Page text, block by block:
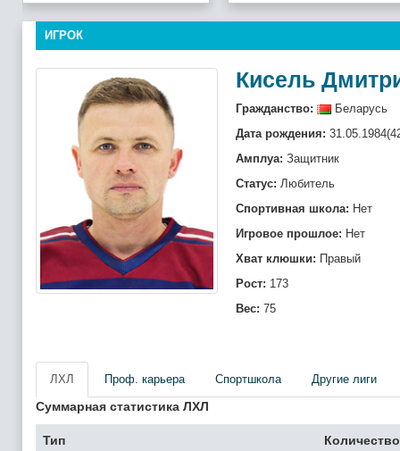
ИГРОК
Кисель
Гражданство:
Беларусь
Дата рождения:
Амплуа: Защитник
Статус: Любитель
Спортивная школа: Нет
Игровое прошлое: Нет
Хват клюшки: Правый
Рост: 173
Вес: 75
ЛХЛ Проф. карьера Спортшкола Другие лиги
Суммарная статистика ЛХЛ
Тип